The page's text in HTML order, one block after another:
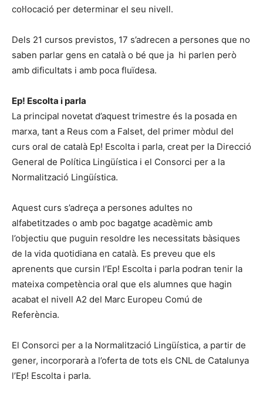
col·locació per determinar el seu nivell.
Dels 21 cursos previstos, 17 s’adrecen a persones que no
saben parlar gens en català o bé que ja hi parlen però
amb dificultats i amb poca fluïdesa.
Ep! Escolta i parla
La principal novetat d’aquest trimestre és la posada en
marxa, tant a Reus com a Falset, del primer mòdul del
curs oral de català Ep! Escolta i parla, creat per la Direcció
General de Política Lingüística i el Consorci per a la
Normalització Lingüística.
Aquest curs s’adreça a persones adultes no
alfabetitzades o amb poc bagatge acadèmic amb
l’objectiu que puguin resoldre les necessitats bàsiques
de la vida quotidiana en català. Es preveu que els
aprenents que cursin l’Ep! Escolta i parla podran tenir la
mateixa competència oral que els alumnes que hagin
acabat el nivell A2 del Marc Europeu Comú de
Referència.
El Consorci per a la Normalització Lingüística, a partir de
gener, incorporarà a l’oferta de tots els CNL de Catalunya
l’Ep! Escolta i parla.